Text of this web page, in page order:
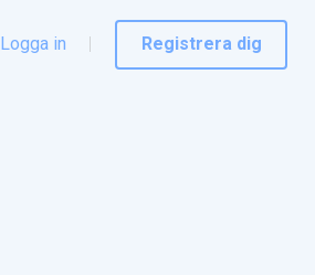
Logga in Registrera dig